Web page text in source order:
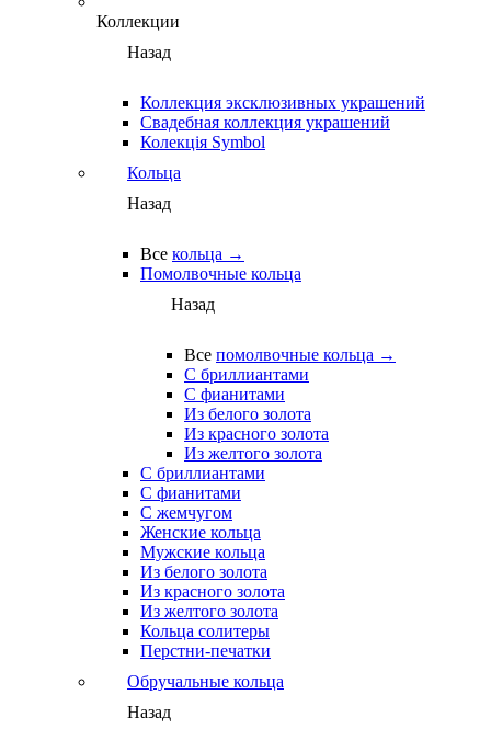
Коллекции
Назад
Коллекция эксклюзивных украшений
Свадебная коллекция украшений
Колекція Symbol
Кольца
Назад
Все кольца →
Помолвочные кольца
Назад
Все помолвочные кольца →
С бриллиантами
С фианитами
Из белого золота
Из красного золота
Из желтого золота
С бриллиантами
С фианитами
С жемчугом
Женские кольца
Мужские кольца
Из белого золота
Из красного золота
Из желтого золота
Кольца солитеры
Перстни-печатки
Обручальные кольца
Назад